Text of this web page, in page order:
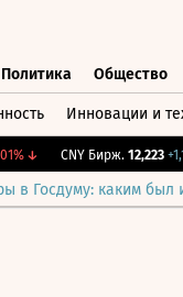
Политика Общество
Инновации и
↓ CNY Бирж. 12,223
в Госдуму: каким был